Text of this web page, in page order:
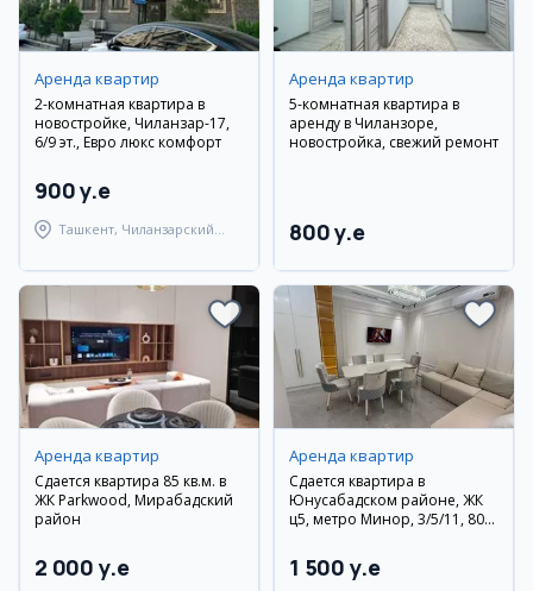
Аренда квартир
2-комнатная квартира в
новостройке, Чиланзар-17,
6/9 эт., Евро люкс комфорт
900 y.e
Ташкент, Чиланзарский
Аренда квартир
5-комнатная квартира в
аренду в Чиланзоре,
новостройка, свежий ремонт
800 y.e
Аренда квартир
Сдается квартира 85 кв.м. в
ЖК Parkwood, Мирабадский
район
2 000 y.e
Аренда квартир
Сдается квартира в
Юнусабадском районе, ЖК
ц5, метро Минор, 3/5/11, 80
1 500 y.e